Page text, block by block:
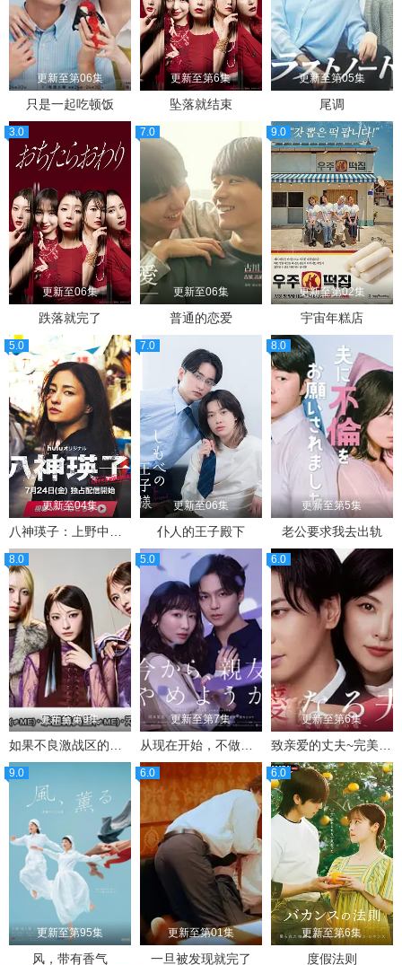
更新至第06集
只是一起吃顿饭
更新至第6集
坠落就结束
更新至第05集
尾调
3.0
更新至06集
跌落就完了
7.0
更新至06集
普通的恋爱
9.0
更新至第02集
宇宙年糕店
5.0
更新至04集
7.0
更新至06集
仆人的王子殿下
8.0
更新至第5集
老公要求我去出轨
8.0
更新至第9集
5.0
更新至第7集
从现在开始，不做朋友了吧。
6.0
更新至第6集
9.0
更新至第95集
风，带有香气
6.0
更新至第01集
一旦被发现就完了
6.0
更新至第6集
度假法则